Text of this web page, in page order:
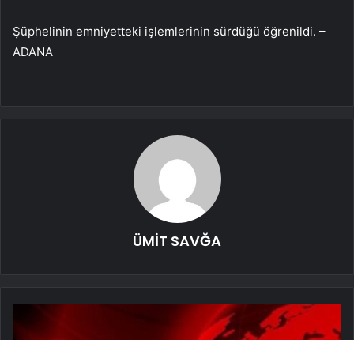
Şüphelinin emniyetteki işlemlerinin sürdüğü öğrenildi. –
ADANA
ÜMİT SAVĞA